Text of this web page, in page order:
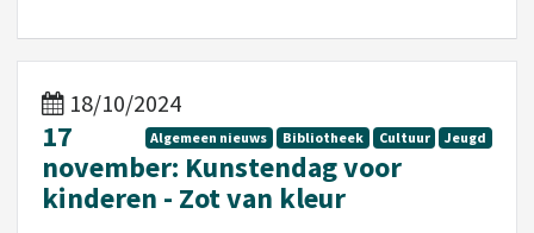
18/10/2024
Algemeen nieuws Bibliotheek Cultuur Jeugd
17
november: Kunstendag voor
kinderen - Zot van kleur